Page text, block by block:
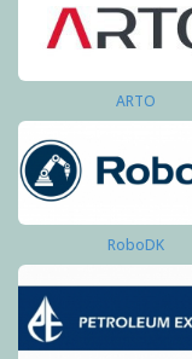
ARTO
RoboDK